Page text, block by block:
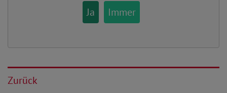
Ja
Immer
Zurück